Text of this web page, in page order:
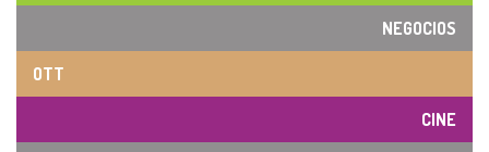
NEGOCIOS
OTT
CINE